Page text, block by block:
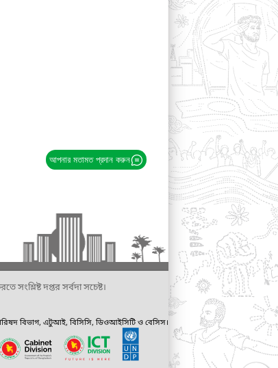
আপনার মতামত প্রদান করুন
সংশ্লিষ্ট দপ্তর সর্বদা সচেষ্ট।
বিভাগ, এটুআই, বিসিসি, ডিওআইসিটি ও বেসিস।